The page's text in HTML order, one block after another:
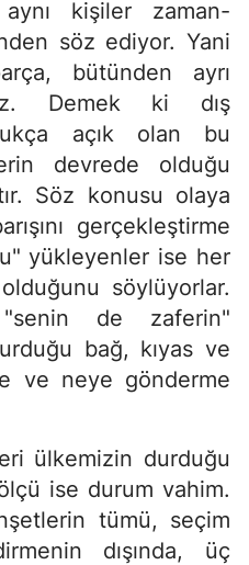
aynı kişiler zaman-
söz ediyor. Yani
bütünden ayrı
Demek ki dış
açık olan bu
devrede olduğu
Söz konusu olaya
gerçekleştirme
yükleyenler ise her
söylüyorlar.
de zaferin"
bağ, kıyas ve
ve neye gönderme
ülkemizin durduğu
ise durum vahim.
tümü, seçim
dışında, üç